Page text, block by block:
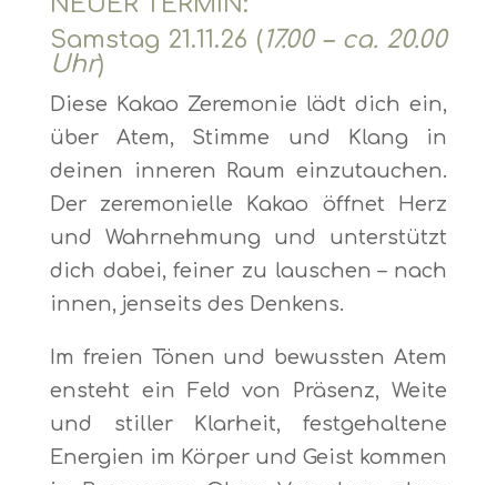
Samstag 21.11.26 (17.00 – ca. 20.00
Uhr)
Diese Kakao Zeremonie lädt dich ein,
über Atem, Stimme und Klang in
deinen inneren Raum einzutauchen.
Der zeremonielle Kakao öffnet Herz
und Wahrnehmung und unterstützt
dich dabei, feiner zu lauschen – nach
innen, jenseits des Denkens.
Im freien Tönen und bewussten Atem
ensteht ein Feld von Präsenz, Weite
und stiller Klarheit, festgehaltene
Energien im Körper und Geist kommen